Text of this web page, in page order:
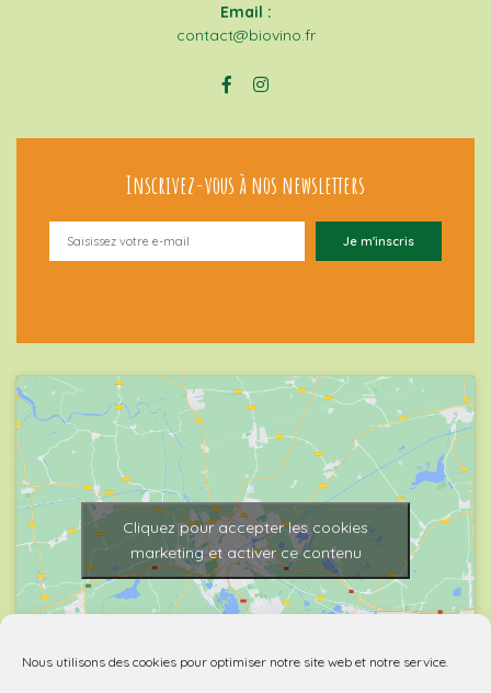
Nous utilisons des cookies pour optimiser notre site web et notre service.
Email :
contact@biovino.fr
Inscrivez-vous à nos newsletters
Cliquez pour accepter les cookies
marketing et activer ce contenu